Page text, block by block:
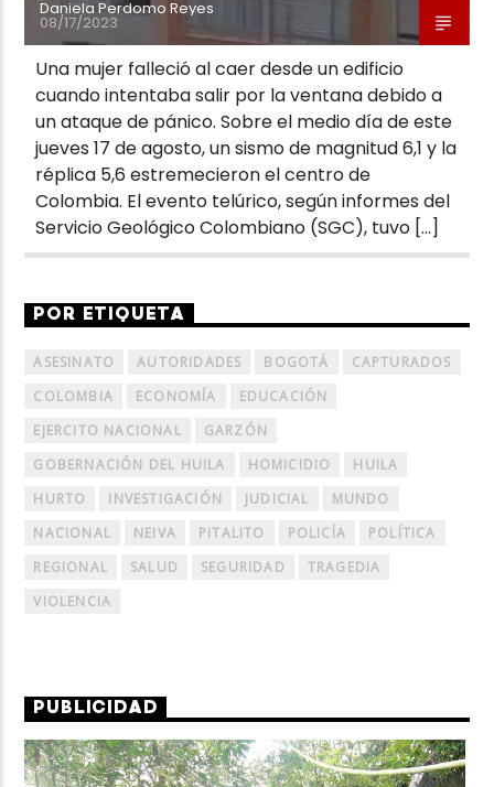
Daniela Perdomo Reyes
08/17/2023
Una mujer falleció al caer desde un edificio
cuando intentaba salir por la ventana debido a
un ataque de pánico. Sobre el medio día de este
jueves 17 de agosto, un sismo de magnitud 6,1 y la
réplica 5,6 estremecieron el centro de
Colombia. El evento telúrico, según informes del
Servicio Geológico Colombiano (SGC), tuvo […]
POR ETIQUETA
ASESINATO AUTORIDADES BOGOTÁ
CAPTURADOS
COLOMBIA
ECONOMÍA
EDUCACIÓN
EJERCITO NACIONAL
GARZÓN
GOBERNACIÓN DEL HUILA
HOMICIDIO
HUILA
HURTO
INVESTIGACIÓN JUDICIAL
MUNDO
NACIONAL
NEIVA PITALITO POLICÍA
POLÍTICA
REGIONAL
SALUD SEGURIDAD
TRAGEDIA
VIOLENCIA
PUBLICIDAD